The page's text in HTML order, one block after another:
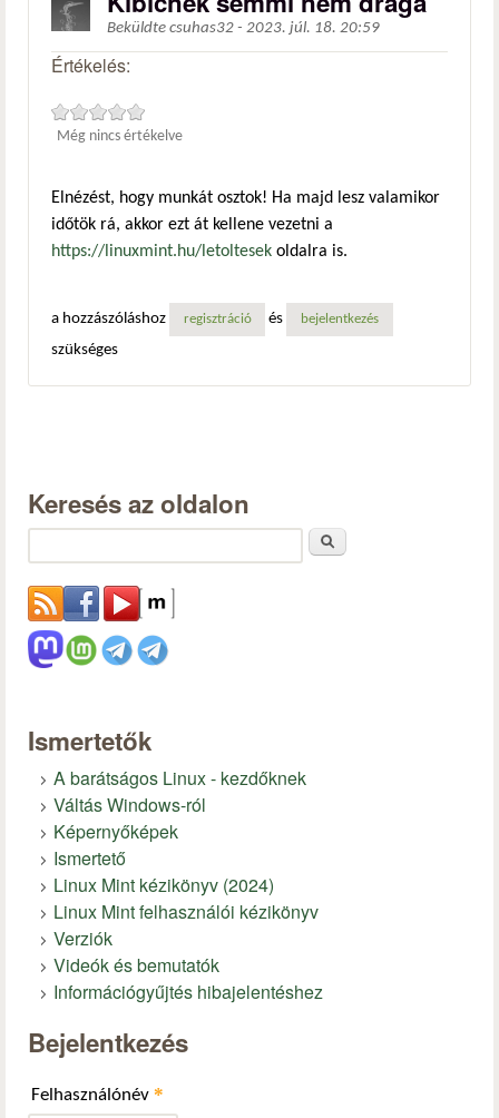
Beküldte csuhas32 - 2023. júl. 18. 20:59
Értékelés:
Még nincs értékelve
Elnézést, hogy munkát osztok! Ha majd lesz valamikor
időtök rá, akkor ezt át kellene vezetni a
https://linuxmint.hu/letoltesek oldalra is.
a hozzászóláshoz regisztráció és bejelentkezés
szükséges
Keresés az oldalon
Ismertetők
A barátságos Linux - kezdőknek
Váltás Windows-ról
Képernyőképek
Ismertető
Linux Mint kézikönyv (2024)
Linux Mint felhasználói kézikönyv
Verziók
Videók és bemutatók
Információgyűjtés hibajelentéshez
Bejelentkezés
Felhasználónév *